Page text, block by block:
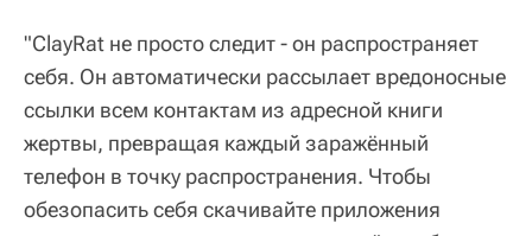
"ClayRat не просто следит - он распространяет
себя. Он автоматически рассылает вредоносные
ссылки всем контактам из адресной книги
жертвы, превращая каждый заражённый
телефон в точку распространения. Чтобы
обезопасить себя скачивайте приложения